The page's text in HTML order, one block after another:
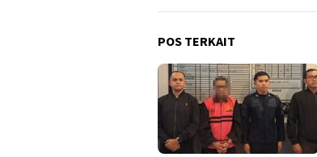
POS TERKAIT